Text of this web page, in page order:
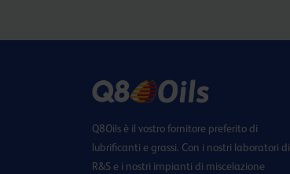
Q8Oils è il vostro fornitore preferito di
lubrificanti e grassi. Con i nostri laboratori di
R&S e i nostri impianti di miscelazione